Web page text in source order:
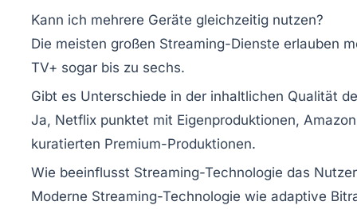
Kann ich mehrere Geräte gleichzeitig nutzen?
Die meisten großen Streaming-Dienste erlauben
TV+ sogar bis zu sechs.
Gibt es Unterschiede in der inhaltlichen Qualität
Ja, Netflix punktet mit Eigenproduktionen,
kuratierten Premium-Produktionen.
Wie beeinflusst Streaming-Technologie das
Moderne Streaming-Technologie wie adaptive